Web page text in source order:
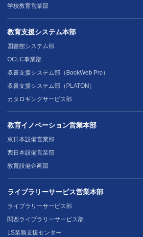
学校教育営業部
教育支援システム本部
図書館システム部
OCLC事業部
収書支援システム部（BookWeb Pro）
収書支援システム部（PLATON）
カタロギングサービス部
教育イノベーション営業本部
東日本設備営業部
西日本設備営業部
教育設備企画部
ライブラリーサービス営業本部
ライブラリーサービス部
関西ライブラリーサービス部
LS業務支援センター